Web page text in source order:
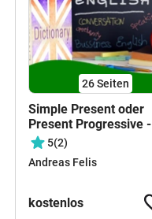
26Seiten
Simple Present oder
Present Progressive -
Arbeitsblätter mit
Lösungen
5(2)
Andreas Felis
kostenlos